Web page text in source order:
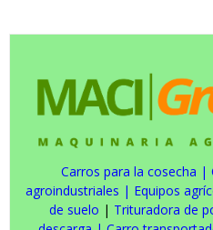
Carros para la cosecha |
agroindustriales | Equipos
de suelo | Trituradora de